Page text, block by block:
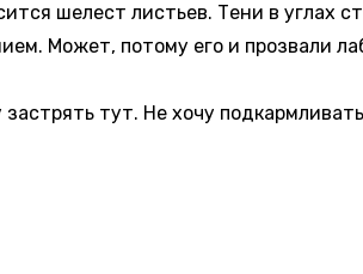
шелест листьев. Тени в углах
Может, потому его и прозвали
тут. Не хочу